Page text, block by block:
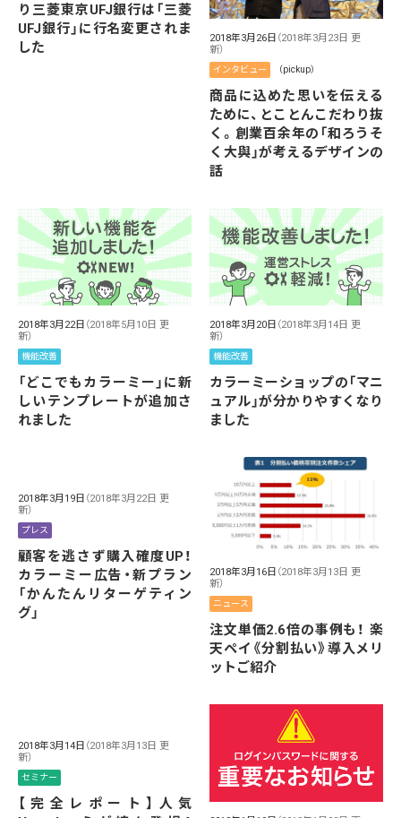
り三菱東京UFJ銀行は「三菱
UFJ銀行」に行名変更されま
した
2018年3月26日 （2018年3月23日 更
新）
インタビュー （pickup）
商品に込めた思いを伝える
ために、とことんこだわり抜
く。創業百余年の「和ろうそ
く大與」が考えるデザインの
話
2018年3月22日 （2018年5月10日 更
新）
機能改善
「どこでもカラーミー」に新
しいテンプレートが追加さ
れました
2018年3月20日 （2018年3月14日 更
新）
機能改善
カラーミーショップの「マニ
ュアル」が分かりやすくなり
ました
2018年3月19日 （2018年3月22日 更
新）
プレス
顧客を逃さず購入確度UP！
カラーミー広告・新プラン
「かんたんリターゲティン
グ」
2018年3月16日 （2018年3月13日 更
新）
ニュース
注文単価2.6倍の事例も！ 楽
天ペイ《分割払い》導入メリ
ットご紹介
2018年3月14日 （2018年3月13日 更
新）
セミナー
【完全レポート】人気